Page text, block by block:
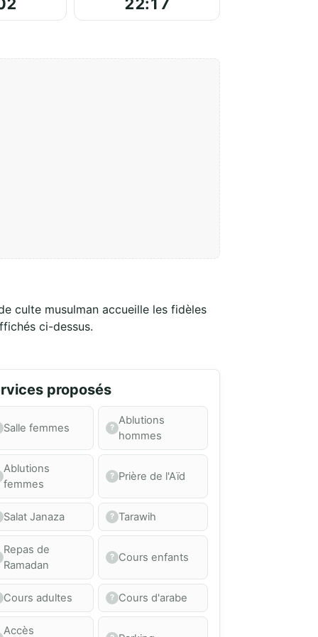
culte musulman accueille les fidèles
ci-dessus.
proposés
Salle femmes
Ablutions
hommes
Ablutions
femmes
Prière de l'Aïd
Salat Janaza Tarawih
Repas de
Ramadan
Cours enfants
Cours adultes Cours d'arabe
Accès